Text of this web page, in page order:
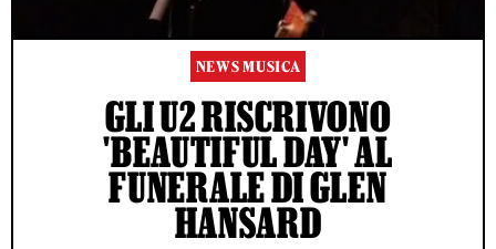
NEWS MUSICA
GLI U2 RISCRIVONO
'BEAUTIFUL DAY' AL
FUNERALE DI GLEN
HANSARD